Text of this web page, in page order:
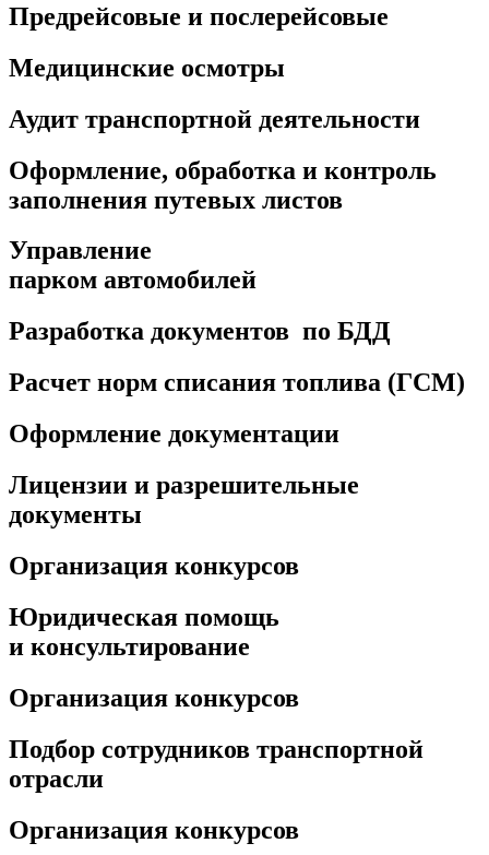
Предрейсовые и послерейсовые
Медицинские осмотры
Аудит транспортной деятельности
Оформление, обработка и контроль
заполнения путевых листов
Управление
парком автомобилей
Разработка документов по БДД
Расчет норм списания топлива (ГСМ)
Оформление документации
Лицензии и разрешительные
документы
Организация конкурсов
Юридическая помощь
и консультирование
Организация конкурсов
Подбор сотрудников транспортной
отрасли
Организация конкурсов